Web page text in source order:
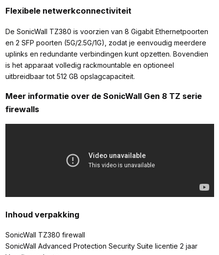
Flexibele netwerkconnectiviteit
De SonicWall TZ380 is voorzien van 8 Gigabit Ethernetpoorten
en 2 SFP poorten (5G/2.5G/1G), zodat je eenvoudig meerdere
uplinks en redundante verbindingen kunt opzetten. Bovendien
is het apparaat volledig rackmountable en optioneel
uitbreidbaar tot 512 GB opslagcapaciteit.
Meer informatie over de SonicWall Gen 8 TZ serie
firewalls
Inhoud verpakking
SonicWall TZ380 firewall
SonicWall Advanced Protection Security Suite licentie 2 jaar